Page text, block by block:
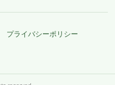
プライバシーポリシー